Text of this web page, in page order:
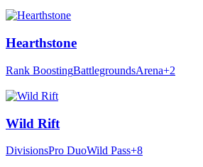
Hearthstone
Rank BoostingBattlegroundsArena+2
Wild Rift
DivisionsPro DuoWild Pass+8